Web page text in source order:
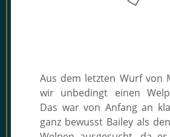
Aus dem letzten Wurf von
wir unbedingt einen
Das war von Anfang an
ganz bewusst Bailey als